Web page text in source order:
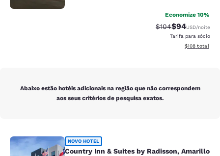
Economize 10%
Tarifa anterior
$104Tarifa com
$94USD/noite
Tarifa para sócio
Exibir
$108 total
Abaixo estão hotéis adicionais na região que não correspondem
aos seus critérios de pesquisa exatos.
Country Inn & Suites by Radisson,
NOVO HOTEL
Country Inn & Suites by Radisson, Amarillo